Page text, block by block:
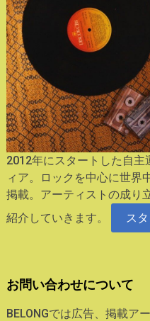
2012年にスタートした自
ィア。ロックを中心に世界
掲載。アーティストの成り
紹介していきます。
ス
お問い合わせについて
BELONGでは広告、掲載ア